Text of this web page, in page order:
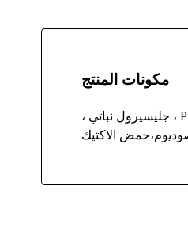
مكونات المنتج
ماء ، سترات الجلسرين، سيترات ٢٠ ، سيترات ١٢، جليكوستريل كحولي، ستايل بالميتات، ديكابريل إيثر ، أونديكانو ، ترايدكان ، صمغ زانثان ، تراياكونتينيل PVP ، جليسيرول نباتي ،
الاكتيك